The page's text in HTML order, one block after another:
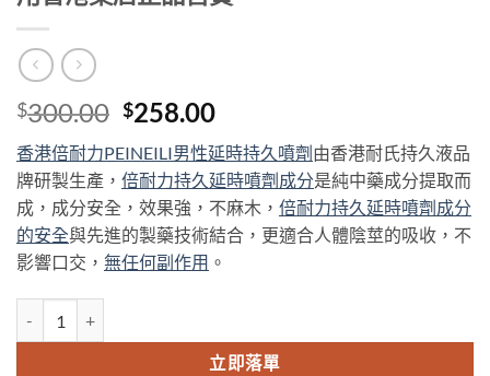
$300.00 Original
price
was:
$300.00.
$258.00Current
price
is:
$258.00.
香港倍耐力PEINEILI男性延時持久噴劑 由香港耐氏持久液品
牌研製生產， 倍耐力持久延時噴劑成分是純中藥成分提取而
成，成分安全，效果強，不麻木， 倍耐力持久延時噴劑成分
的安全與先進的製藥技術結合，更適合人體陰莖的吸收，不
影響口交， 無任何副作用 。
立即落單